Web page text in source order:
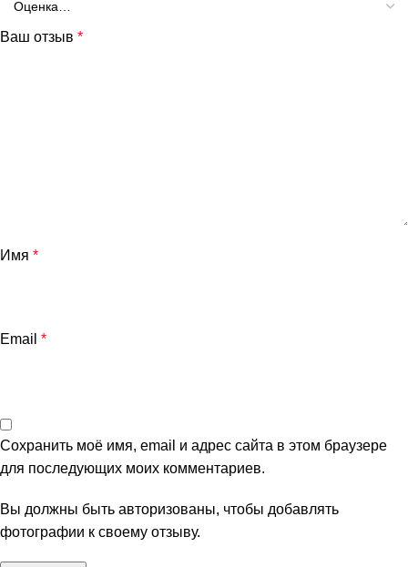
Ваш отзыв *
Имя *
Email *
Сохранить моё имя, email и адрес сайта в этом браузере
для последующих моих комментариев.
Вы должны быть авторизованы, чтобы добавлять
фотографии к своему отзыву.